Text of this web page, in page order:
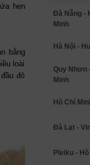
hẹn
bằng
loài
đỏ
Đà Nẵng -
Minh
Hà Nội -
Quy Nhơn
Minh
Hồ Chí
Đà Lạt -
Pleiku -